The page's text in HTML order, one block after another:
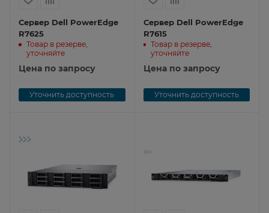
Сервер Dell PowerEdge
R7625
Товар в резерве,
уточняйте
Цена по запросу
Уточнить доступность
Сервер Dell PowerEdge
R7615
Товар в резерве,
уточняйте
Цена по запросу
Уточнить доступность